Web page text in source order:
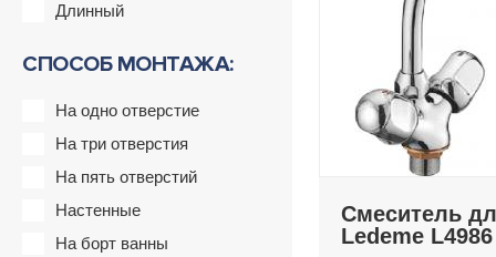
Длинный
СПОСОБ МОНТАЖА:
На одно отверстие
На три отверстия
На пять отверстий
Настенные
На борт ванны
Смеситель
Ledeme L4986